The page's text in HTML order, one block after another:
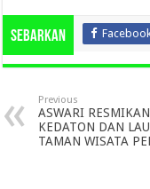
Sebarkan
Previous
ASWARI
KEDATON DAN
TAMAN WISATA